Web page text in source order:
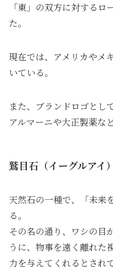
「東」の双方に対する
た。
現在では、アメリカやメ
いている。
また、ブランドロゴとし
アルマーニや大正製薬な
鷲目石（イーグルアイ
天然石の一種で、「未来
る。
その名の通り、ワシの目
うに、物事を遠く離れた
力を与えてくれるとされ